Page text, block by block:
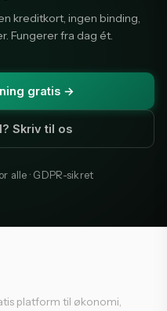
kreditkort, ingen binding,
Fungerer fra dag ét.
gratis →
Skriv til os
alle · GDPR-sikret
platform til økonomi,